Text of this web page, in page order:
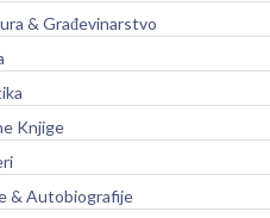
& Građevinarstvo
Knjige
& Autobiografije